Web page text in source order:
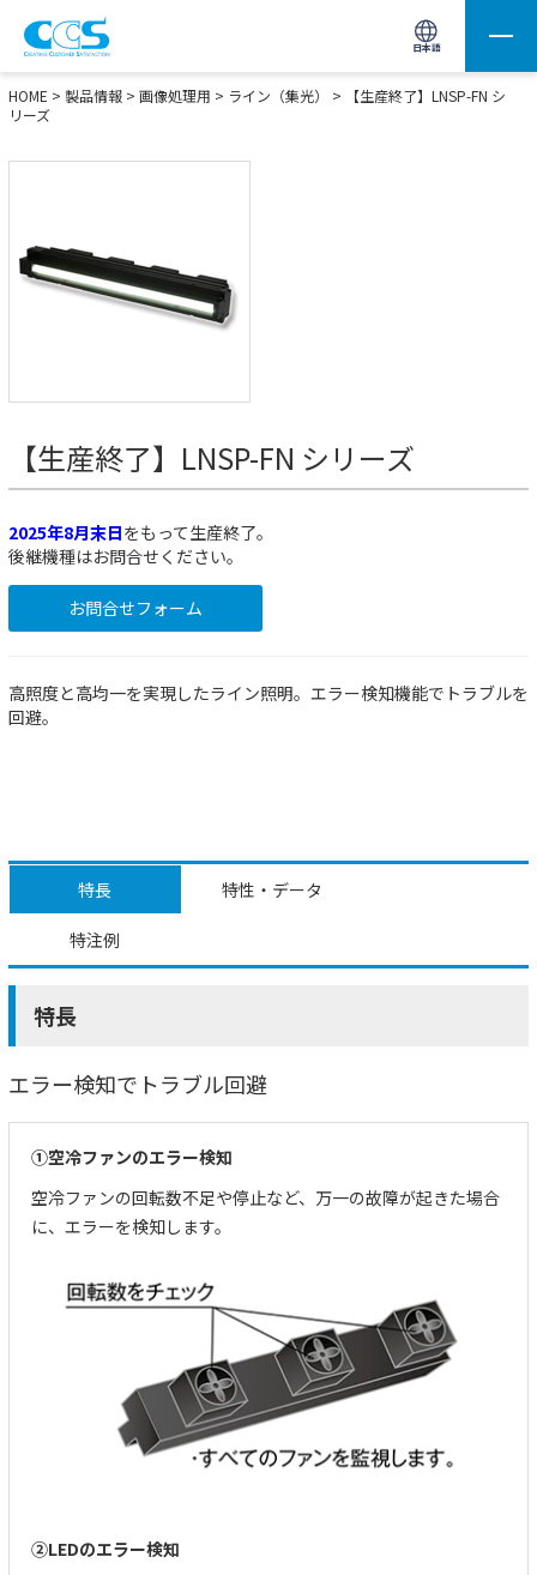
日本語
画像処理用の製品検索 サイト内検索(Enterで実行)
HOME > 製品情報 > 画像処理用 > ライン（集光） >
【生産終了】LNSP-FN シ
リーズ
【生産終了】LNSP-FN シリーズ
2025年8月末日をもって生産終了。
後継機種はお問合せください。
お問合せフォーム
高照度と高均一を実現したライン照明。エラー検知機能でトラブルを
回避。
特長 特性・データ
特注例
特長
エラー検知でトラブル回避
①空冷ファンのエラー検知
空冷ファンの回転数不足や停止など、万一の故障が起きた場合
に、エラーを検知します。
②LEDのエラー検知